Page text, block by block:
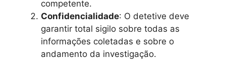
competente.
Confidencialidade: O detetive deve
garantir total sigilo sobre todas as
informações coletadas e sobre o
andamento da investigação.